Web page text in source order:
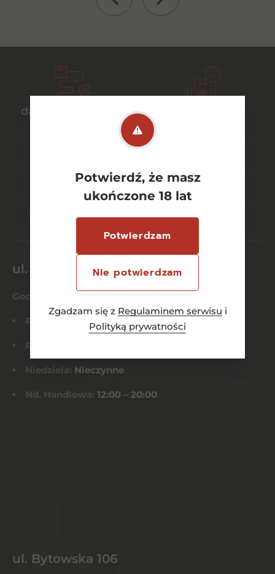
Potwierdź, że masz
ukończone 18 lat
Potwierdzam
Nie potwierdzam
Zgadzam się z Regulaminem serwisu i
Polityką prywatności
darmowa dostawa
bezpieczne
szeroki wybór
ul. Dworcowa 26/6
Godziny otwarcia
Pn-Czw: 8:00 – 21:00
Pt-Sob:
Niedziela: Nieczynne
Nd. Handlowa: 12:00 – 20:00
ul. Bytowska 106